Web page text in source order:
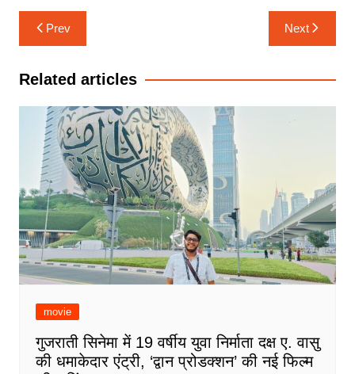
Post
navigation
Prev Next
Related articles
movie
गुजराती सिनेमा में 19 वर्षीय युवा निर्माता दक्ष ए. वासु
की धमाकेदार एंट्री, ‘द्वान प्रोडक्शन’ की नई फिल्म